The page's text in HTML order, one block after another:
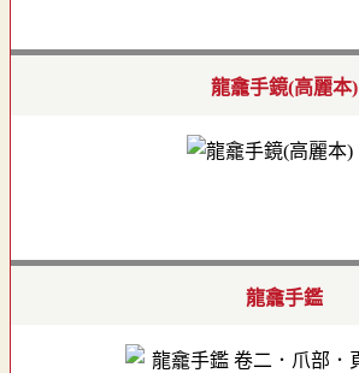
龍龕手鏡(高麗本)
龍龕手鑑